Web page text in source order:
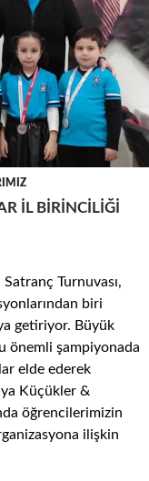
İL BIRINCILIĞI
Turnuvası,
biri
getiriyor. Büyük
önemli şampiyonada
elde ederek
Küçükler &
öğrencilerimizin
ilişkin